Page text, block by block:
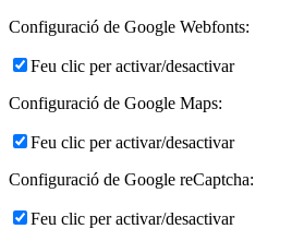
Configuració de Google Webfonts:
Feu clic per activar/desactivar
Configuració de Google Maps:
Feu clic per activar/desactivar
Configuració de Google reCaptcha:
Feu clic per activar/desactivar